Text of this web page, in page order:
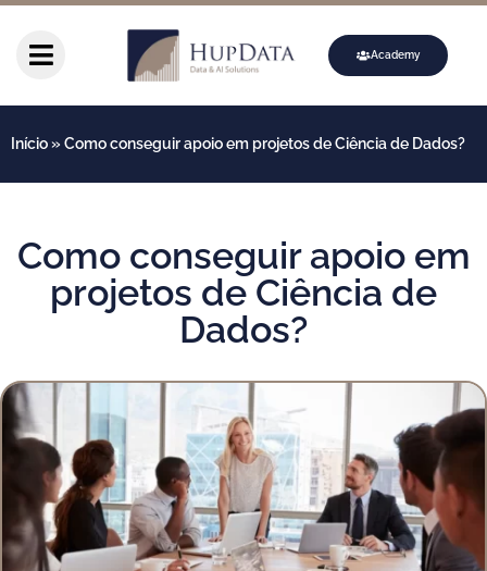
Academy
Início» Como conseguir apoio em projetos de Ciência de Dados?
Como conseguir apoio em
projetos de Ciência de
Dados?